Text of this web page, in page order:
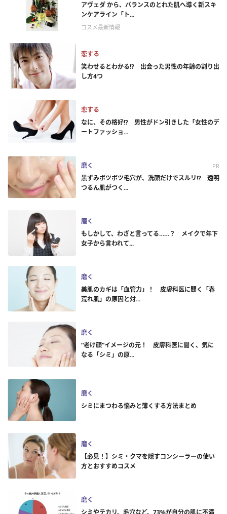
アヴェダ から、バランスのとれた肌へ導く新スキ
ンケアライン「ト...
コスメ最新情報
恋する
笑わせるとわかる!? 出会った男性の年齢の割り出
し方4つ
恋する
なに、その格好!? 男性がドン引きした「女性のデ
ートファッショ...
磨く PR
黒ずみボツボツ毛穴が、洗顔だけでスルリ!? 透明
つるん肌がつく...
磨く
もしかして、わざと言ってる……？ メイクで年下
女子から言われて...
磨く
美肌のカギは「血管力」！ 皮膚科医に聞く「春
荒れ肌」の原因と対...
磨く
“老け顔”イメージの元！ 皮膚科医に聞く、気に
なる「シミ」の原...
磨く
シミにまつわる悩みと薄くする方法まとめ
磨く
【必見！】シミ・クマを隠すコンシーラーの使い
方とおすすめコスメ
磨く
シミやテカリ、毛穴など、73%が自分の肌に不満